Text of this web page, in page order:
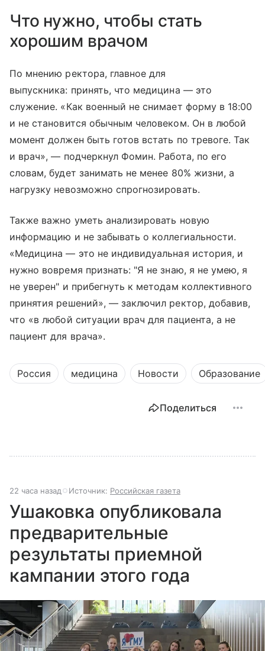
Что нужно, чтобы стать
хорошим врачом
По мнению ректора, главное для
выпускника: принять, что медицина — это
служение. «Как военный не снимает форму в 18:00
и не становится обычным человеком. Он в любой
момент должен быть готов встать по тревоге. Так
и врач», — подчеркнул Фомин. Работа, по его
словам, будет занимать не менее 80% жизни, а
нагрузку невозможно спрогнозировать.
Также важно уметь анализировать новую
информацию и не забывать о коллегиальности.
«Медицина — это не индивидуальная история, и
нужно вовремя признать: "Я не знаю, я не умею, я
не уверен" и прибегнуть к методам коллективного
принятия решений», — заключил ректор, добавив,
что «в любой ситуации врач для пациента, а не
пациент для врача».
Россия медицина Новости Образование
Поделиться
22 часа назад Источник: Российская газета
Ушаковка опубликовала
предварительные
результаты приемной
кампании этого года